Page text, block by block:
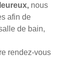
nous
afin de
de bain,
rendez-vous